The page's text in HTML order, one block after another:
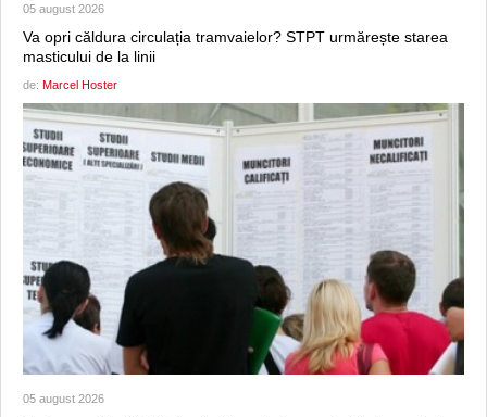
05 august 2026
Va opri căldura circulația tramvaielor? STPT urmărește starea
masticului de la linii
de: Marcel Hoster
05 august 2026